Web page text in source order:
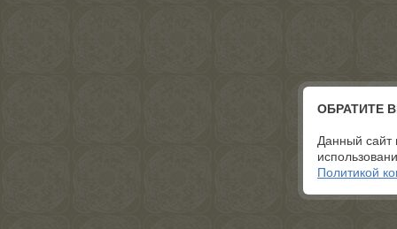
ОБРАТИТЕ
Данный сайт
Политикой